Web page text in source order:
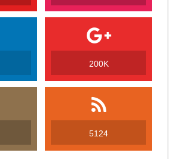
200K
5124